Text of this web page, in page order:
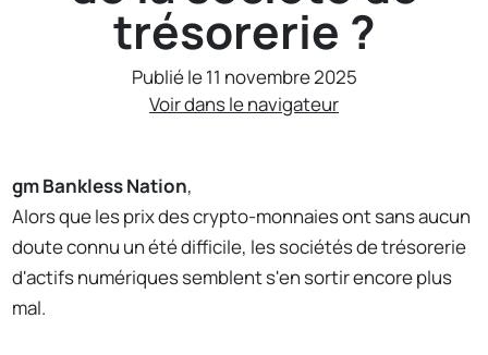
trésorerie ?
Publié le 11 novembre 2025
Voir dans le navigateur
gm Bankless Nation,
Alors que les prix des crypto-monnaies ont sans aucun
doute connu un été difficile, les sociétés de trésorerie
d'actifs numériques semblent s'en sortir encore plus
mal.